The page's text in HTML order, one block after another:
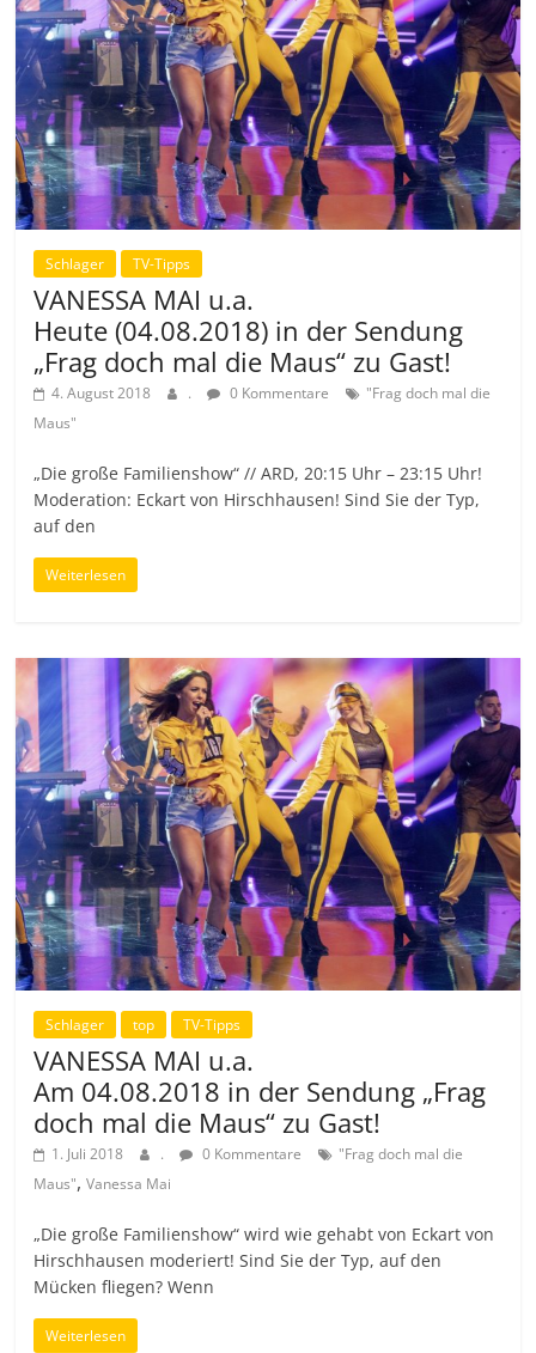
Schlager TV-Tipps
VANESSA MAI u.a.
Heute (04.08.2018) in der Sendung
„Frag doch mal die Maus“ zu Gast!
4. August 2018 . 0 Kommentare
"Frag doch mal die
Maus"
„Die große Familienshow“ // ARD, 20:15 Uhr – 23:15 Uhr!
Moderation: Eckart von Hirschhausen! Sind Sie der Typ,
auf den
Weiterlesen
Schlager top TV-Tipps
VANESSA MAI u.a.
Am 04.08.2018 in der Sendung „Frag
doch mal die Maus“ zu Gast!
1. Juli 2018 . 0 Kommentare
"Frag doch mal die
Maus",Vanessa Mai
„Die große Familienshow“ wird wie gehabt von Eckart von
Hirschhausen moderiert! Sind Sie der Typ, auf den
Mücken fliegen? Wenn
Weiterlesen